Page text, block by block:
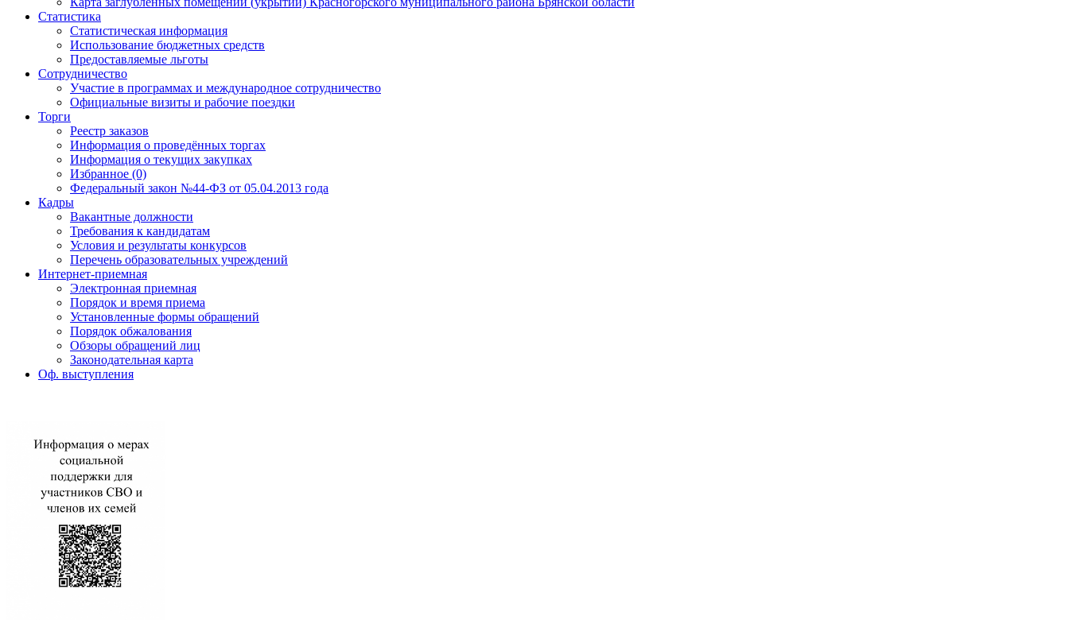
Статистика
Статистическая информация
Использование бюджетных средств
Предоставляемые льготы
Сотрудничество
Участие в программах и международное сотрудничество
Официальные визиты и рабочие поездки
Торги
Реестр заказов
Информация о проведённых торгах
Информация о текущих закупках
Избранное (0)
Федеральный закон №44-ФЗ от 05.04.2013 года
Кадры
Вакантные должности
Требования к кандидатам
Условия и результаты конкурсов
Перечень образовательных учреждений
Интернет-приемная
Электронная приемная
Порядок и время приема
Установленные формы обращений
Порядок обжалования
Обзоры обращений лиц
Законодательная карта
Оф. выступления